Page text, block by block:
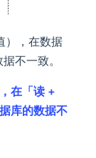
），在数据
不一致。
在「读 +
库的数据不